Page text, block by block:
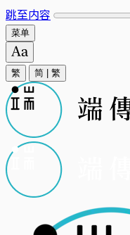
跳至内容
菜单
繁 简 繁